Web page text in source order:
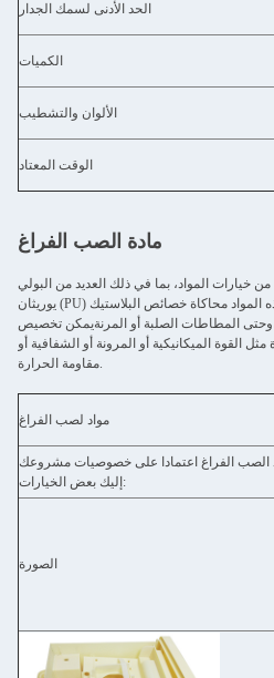
الحد الأدنى لسمك الجدار
الكميات
الألوان والتشطيب
الوقت المعتاد
مادة الصب الفراغ
خيارات المواد، بما في ذلك العديد من البولي
يوريثان (PU) والراتنجات الايبوكسي. يمكن لهذه المواد محاكاة خصائص البلاستيك
المطاطات الصلبة أو المرنةيمكن تخصيص
مثل القوة الميكانيكية أو المرونة أو الشفافية أو
مقاومة الحرارة.
مواد لصب الفراغ
إليك بعض الخيارات:
الصورة